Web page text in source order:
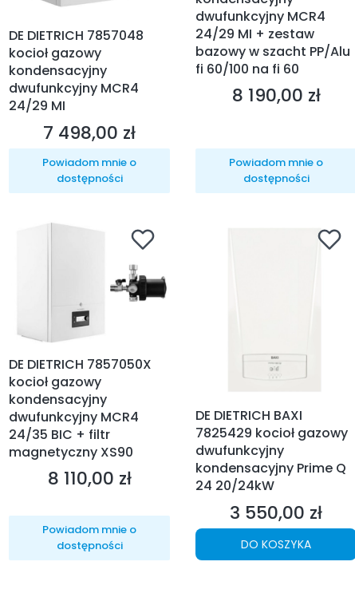
DE DIETRICH 7857048
kocioł gazowy
kondensacyjny
dwufunkcyjny MCR4
24/29 MI
Cena
7 498,00 zł
Powiadom mnie o
dostępności
dwufunkcyjny MCR4
24/29 MI + zestaw
bazowy w szacht PP/Alu
fi 60/100 na fi 60
Cena
8 190,00 zł
Powiadom mnie o
dostępności
DE DIETRICH 7857050X
kocioł gazowy
kondensacyjny
dwufunkcyjny MCR4
24/35 BIC + filtr
magnetyczny XS90
Cena
8 110,00 zł
Powiadom mnie o
dostępności
DE DIETRICH BAXI
7825429 kocioł gazowy
dwufunkcyjny
kondensacyjny Prime Q
24 20/24kW
Cena
3 550,00 zł
DO KOSZYKA